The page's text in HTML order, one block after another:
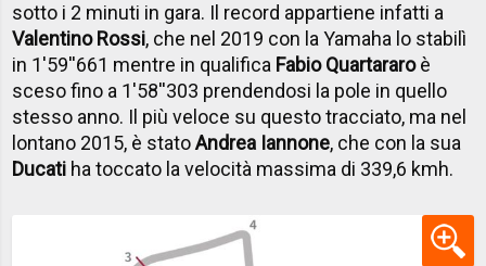
sotto i 2 minuti in gara. Il record appartiene infatti a
Valentino Rossi, che nel 2019 con la Yamaha lo stabilì
in 1'59''661 mentre in qualifica Fabio Quartararoè
sceso fino a 1'58''303 prendendosi la pole in quello
stesso anno. Il più veloce su questo tracciato, ma nel
lontano 2015, è statoAndrea Iannone, che con la sua
Ducati ha toccato la velocità massima di 339,6 kmh.